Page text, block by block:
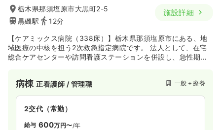
気になる 詳細を見る
訪問看護正看護師 一般病院
給与 24.0〜30.0
時間 8:30～17:30
4週8休以上
オンコールあり
栃木県那須塩原市大黒町2-5
黒磯駅
12分
施設詳細
【ケアミックス病院（338床）】栃木県那須塩原市にある、地
域医療の中核を担う2次救急指定病院です。 法人として、在宅
総合ケアセンターや訪問看護ステーションを併設し、急性期か
ターや透析センターも備え、専門性の高い治療を行っていま
す。
病棟正看護師 / 管理職 一般＋療養
2交代（常勤）
給与 600万円〜/年